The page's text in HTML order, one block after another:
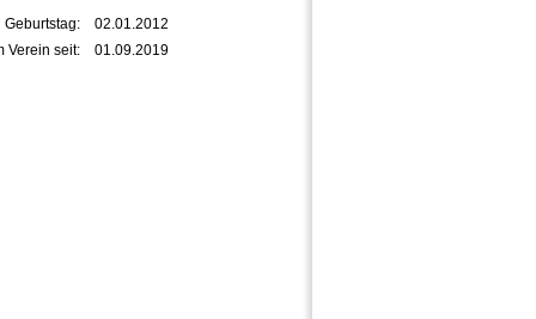
Geburtstag:
02.01.2012
Verein seit:
01.09.2019